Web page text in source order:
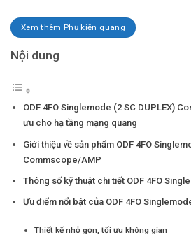
Xem thêm Phụ kiện quang
Nội dung
ODF 4FO Singlemode (2 SC DUPLEX)
ưu cho hạ tầng mạng quang
Giới thiệu về sản phẩm ODF 4FO
Commscope/AMP
Thông số kỹ thuật chi tiết ODF 4FO
Ưu điểm nổi bật của ODF 4FO
Thiết kế nhỏ gọn, tối ưu không gian